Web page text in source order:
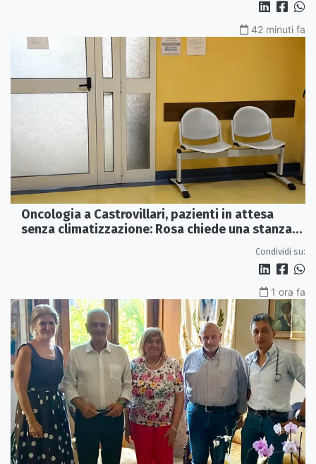
42 minuti fa
Oncologia a Castrovillari, pazienti in attesa
senza climatizzazione: Rosa chiede una stanza
Condividi su:
1 ora fa